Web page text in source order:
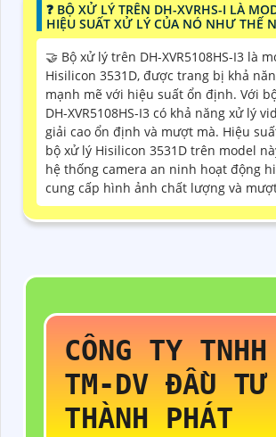
❓ BỘ XỬ LÝ TRÊN DH-XVRHS-I LÀ
HIỆU SUẤT XỬ LÝ CỦA NÓ NHƯ THẾ
🤝 Bộ xử lý trên DH-XVR5108HS-I3 là
Hisilicon 3531D, được trang bị khả
mạnh mẽ với hiệu suất ổn định. Với
DH-XVR5108HS-I3 có khả năng xử lý
giải cao ổn định và mượt mà. Hiệu
bộ xử lý Hisilicon 3531D trên model
hệ thống camera an ninh hoạt động
cung cấp hình ảnh chất lượng và
CÔNG TY TNHH
TM-DV ĐẦU TƯ
THÀNH PHÁT